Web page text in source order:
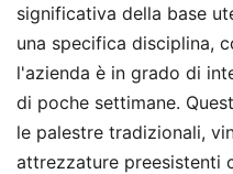
significativa della base
una specifica disciplina,
l'azienda è in grado di
di poche settimane.
le palestre tradizionali,
attrezzature preesistenti